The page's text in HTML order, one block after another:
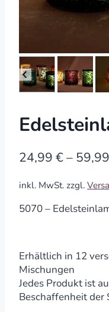
24,99 €– 59,99
inkl. MwSt. zzgl.
5070 –
Erhältlich in 12
Mischungen
Jedes Produkt ist
Beschaffenheit der